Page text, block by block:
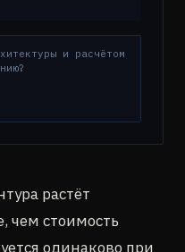
и расчётом
растёт
чем стоимость
одинаково при